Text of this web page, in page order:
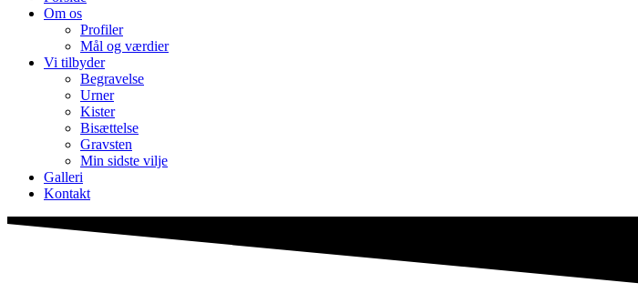
Om os
Profiler
Mål og værdier
Vi tilbyder
Begravelse
Urner
Kister
Bisættelse
Gravsten
Min sidste vilje
Galleri
Kontakt